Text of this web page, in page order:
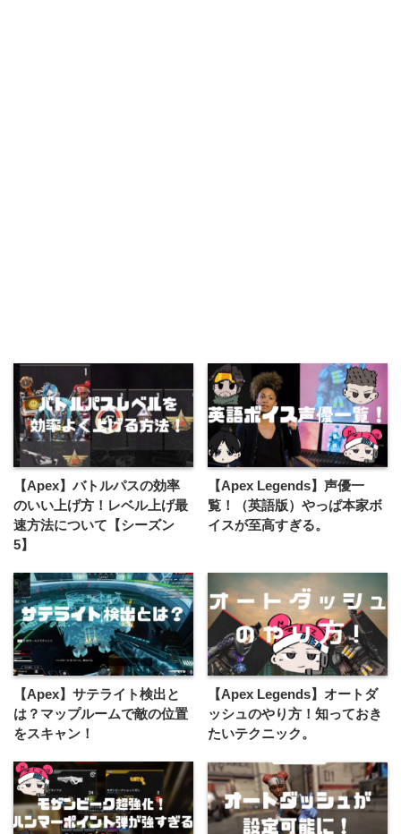
【Apex】バトルパスの効率
のいい上げ方！レベル上げ最
速方法について【シーズン
5】
【Apex Legends】声優一
覧！（英語版）やっぱ本家ボ
イスが至高すぎる。
【Apex】サテライト検出と
は？マップルームで敵の位置
をスキャン！
【Apex Legends】オートダ
ッシュのやり方！知っておき
たいテクニック。